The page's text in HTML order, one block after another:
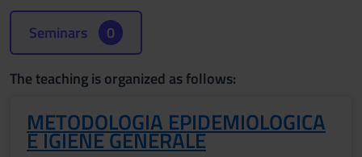
Seminars 0
The teaching is organized as follows:
METODOLOGIA EPIDEMIOLOGICA
E IGIENE GENERALE